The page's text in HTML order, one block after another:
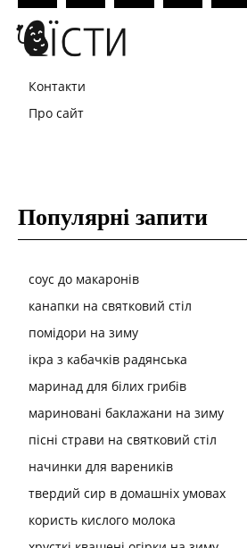
Контакти
Про сайт
Популярні запити
соус до макаронів
канапки на святковий стіл
помідори на зиму
ікра з кабачків радянська
маринад для білих грибів
мариновані баклажани на зиму
пісні страви на святковий стіл
начинки для вареників
твердий сир в домашніх умовах
користь кислого молока